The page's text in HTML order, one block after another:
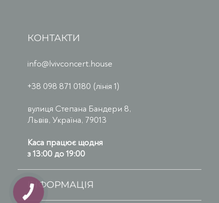
КОНТАКТИ
info@lvivconcert.house
+38 098 871 0180 (лінія 1)
вулиця Степана Бандери 8,
Львів, Україна, 79013
Каса працює щодня
з 13:00 до 19:00
ІНФОРМАЦІЯ